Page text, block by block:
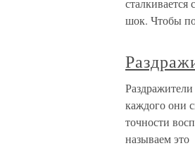
шок. Чтобы
каждого они
точности
называем это